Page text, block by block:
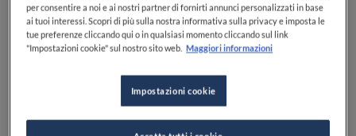
per consentire a noi e ai nostri partner di fornirti annunci personalizzati in base
ai tuoi interessi. Scopri di più sulla nostra informativa sulla privacy e imposta le
tue preferenze cliccando qui o in qualsiasi momento cliccando sul link
"Impostazioni cookie" sul nostro sito web. Maggiori informazioni
Impostazioni cookie